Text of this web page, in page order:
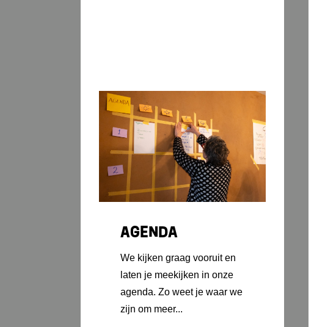
AGENDA
We kijken graag vooruit en
laten je meekijken in onze
agenda. Zo weet je waar we
zijn om meer...